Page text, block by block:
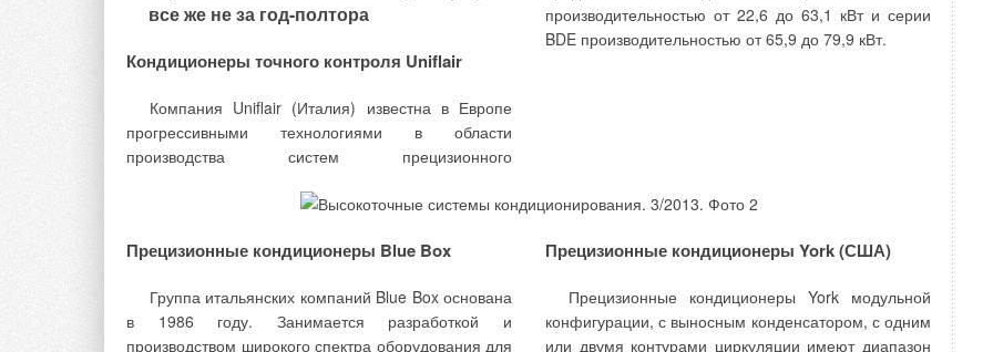
все же не за год-полтора
Кондиционеры точного контроля Uniflair
Компания Uniflair (Италия) известна в Европе
прогрессивными технологиями в области
производства систем прецизионного
производительностью от 22,6 до 63,1 кВт и серии
BDE производительностью от 65,9 до 79,9 кВт.
Прецизионные кондиционеры Blue Box
Группа итальянских компаний Blue Box основана
в 1986 году. Занимается разработкой и
производством широкого спектра оборудования для
Прецизионные кондиционеры York (США)
Прецизионные кондиционеры York модульной
конфигурации, с выносным конденсатором, с одним
или двумя контурами циркуляции имеют диапазон